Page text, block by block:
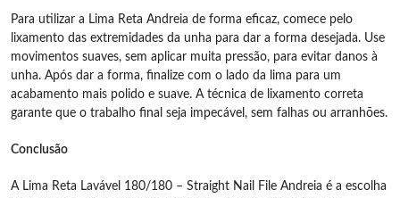
Para utilizar a Lima Reta Andreia de forma eficaz, comece pelo
lixamento das extremidades da unha para dar a forma desejada. Use
movimentos suaves, sem aplicar muita pressão, para evitar danos à
unha. Após dar a forma, finalize com o lado da lima para um
acabamento mais polido e suave. A técnica de lixamento correta
garante que o trabalho final seja impecável, sem falhas ou arranhões.
Conclusão
A Lima Reta Lavável 180/180 – Straight Nail File Andreia é a escolha